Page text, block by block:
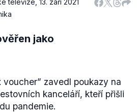
televize 13. září 2021
jako
voucher” zavedl poukazy na
kanceláří, kteří přišli
pandemie.